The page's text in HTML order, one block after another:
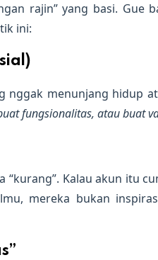
rajin” yang basi. Gue
ini:
nggak menunjang hidup
fungsionalitas, atau buat
Kalau akun itu
mereka bukan